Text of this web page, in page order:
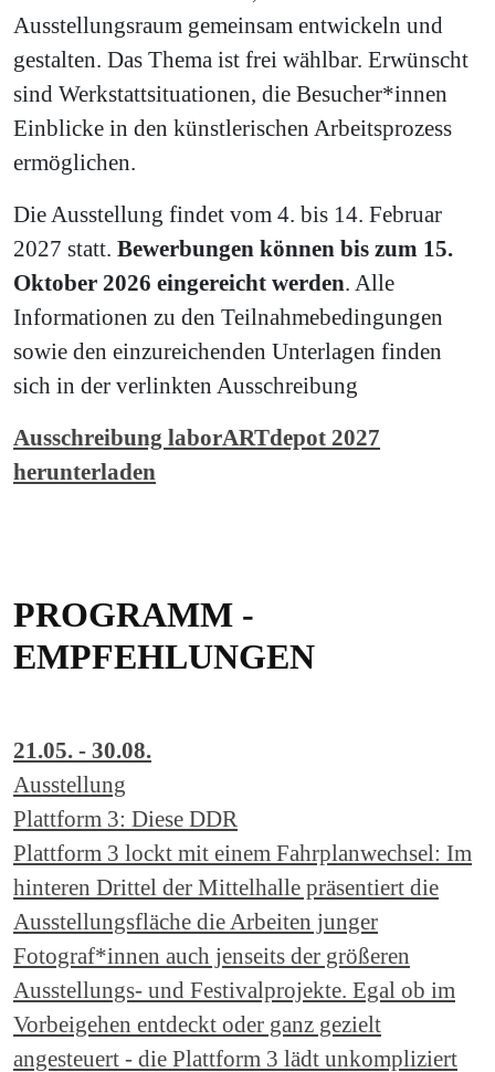
Ausstellungsraum gemeinsam entwickeln und
gestalten. Das Thema ist frei wählbar. Erwünscht
sind Werkstattsituationen, die Besucher*innen
Einblicke in den künstlerischen Arbeitsprozess
ermöglichen.
Die Ausstellung findet vom 4. bis 14. Februar
2027 statt. Bewerbungen können bis zum 15.
Oktober 2026 eingereicht werden. Alle
Informationen zu den Teilnahmebedingungen
sowie den einzureichenden Unterlagen finden
sich in der verlinkten Ausschreibung
Ausschreibung laborARTdepot 2027
herunterladen
PROGRAMM -
EMPFEHLUNGEN
21.05. - 30.08.
Ausstellung
Plattform 3: Diese DDR
Plattform 3 lockt mit einem Fahrplanwechsel: Im
hinteren Drittel der Mittelhalle präsentiert die
Ausstellungsfläche die Arbeiten junger
Fotograf*innen auch jenseits der größeren
Ausstellungs- und Festivalprojekte. Egal ob im
Vorbeigehen entdeckt oder ganz gezielt
angesteuert - die Plattform 3 lädt unkompliziert